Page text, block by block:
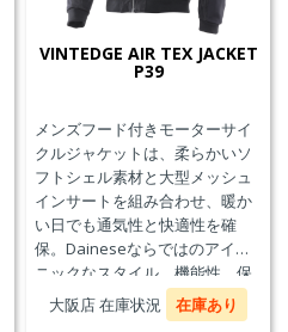
VINTEDGE AIR TEX JACKET
P39
メンズフード付きモーターサイ
クルジャケットは、柔らかいソ
フトシェル素材と大型メッシュ
インサートを組み合わせ、暖か
い日でも通気性と快適性を確
保。Daineseならではのアイコ
ニックなスタイル、機能性、保
護性能を兼ね備え、郊外でのツ
ーリングや都市での通勤に最適
大阪店 在庫状況 在庫あり